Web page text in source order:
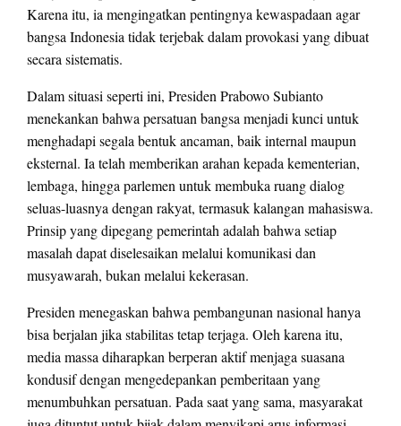
Karena itu, ia mengingatkan pentingnya kewaspadaan agar
bangsa Indonesia tidak terjebak dalam provokasi yang dibuat
secara sistematis.
Dalam situasi seperti ini, Presiden Prabowo Subianto
menekankan bahwa persatuan bangsa menjadi kunci untuk
menghadapi segala bentuk ancaman, baik internal maupun
eksternal. Ia telah memberikan arahan kepada kementerian,
lembaga, hingga parlemen untuk membuka ruang dialog
seluas-luasnya dengan rakyat, termasuk kalangan mahasiswa.
Prinsip yang dipegang pemerintah adalah bahwa setiap
masalah dapat diselesaikan melalui komunikasi dan
musyawarah, bukan melalui kekerasan.
Presiden menegaskan bahwa pembangunan nasional hanya
bisa berjalan jika stabilitas tetap terjaga. Oleh karena itu,
media massa diharapkan berperan aktif menjaga suasana
kondusif dengan mengedepankan pemberitaan yang
menumbuhkan persatuan. Pada saat yang sama, masyarakat